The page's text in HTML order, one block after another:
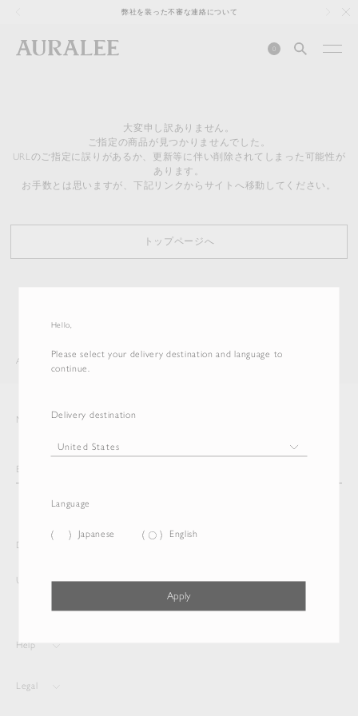
Hello,
Please select your delivery destination and language to
continue.
Delivery destination
Language
Japanese English
Apply
弊社を装った不審な連絡について
0
大変申し訳ありません。
ご指定の商品が見つかりませんでした。
URLのご指定に誤りがあるか、更新等に伴い削除されてしまった可能性が
あります。
お手数とは思いますが、下記リンクからサイトへ移動してください。
トップページへ
AURALEE ITEM
Newsletter
Delivery destination and Language
United States Japanese
Help
Legal